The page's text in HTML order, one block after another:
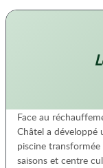
Face au
Châtel a développé
piscine
saisons et centre